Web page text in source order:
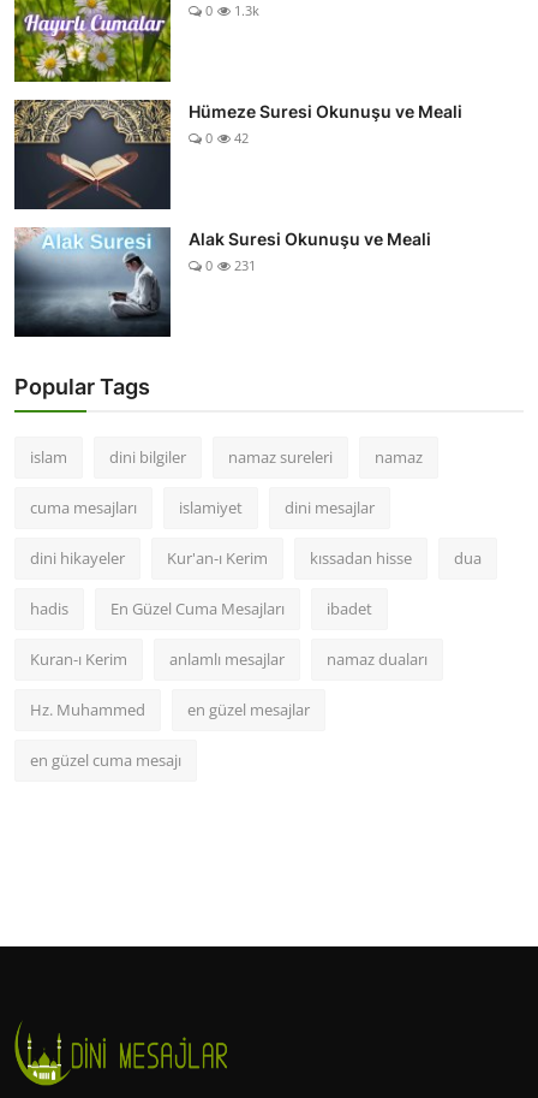
0 1.3k
Hümeze Suresi Okunuşu ve Meali
0 42
Alak Suresi Okunuşu ve Meali
0 231
Popular Tags
islam dini bilgiler namaz sureleri namaz
cuma mesajları islamiyet dini mesajlar
dini hikayeler Kur'an-ı Kerim kıssadan hisse dua
hadis En Güzel Cuma Mesajları ibadet
Kuran-ı Kerim anlamlı mesajlar namaz duaları
Hz. Muhammed en güzel mesajlar
en güzel cuma mesajı